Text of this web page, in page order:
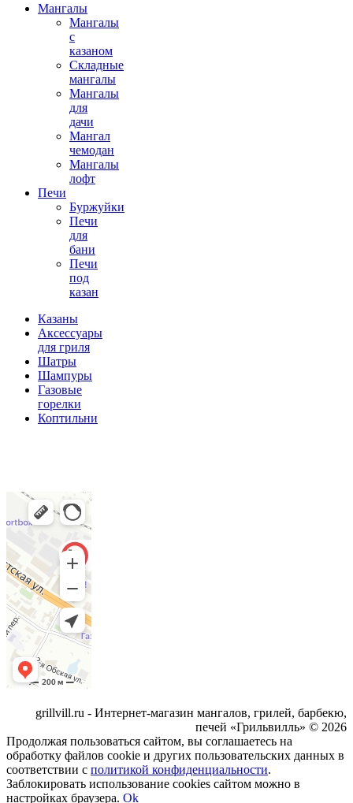
Мангалы
Мангалы
с
казаном
Складные
мангалы
Мангалы
для
дачи
Мангал
чемодан
Мангалы
лофт
Печи
Буржуйки
Печи
для
бани
Печи
под
казан
Казаны
Аксессуары
для гриля
Шатры
Шампуры
Газовые
горелки
Коптильни
grillvill.ru - Интернет-магазин мангалов, грилей, барбекю,
печей «Грильвилль» © 2026
Продолжая пользоваться сайтом, вы соглашаетесь на
обработку файлов cookie и других пользовательских данных в
соответствии с политикой конфиденциальности.
Заблокировать использование cookies сайтом можно в
настройках браузера. Ok